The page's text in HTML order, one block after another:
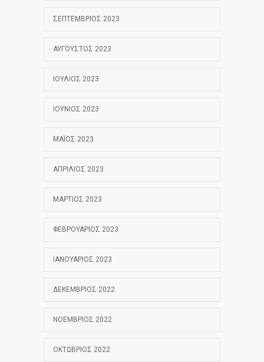
ΣΕΠΤΈΜΒΡΙΟΣ 2023
ΑΎΓΟΥΣΤΟΣ 2023
ΙΟΎΛΙΟΣ 2023
ΙΟΎΝΙΟΣ 2023
ΜΆΙΟΣ 2023
ΑΠΡΊΛΙΟΣ 2023
ΜΆΡΤΙΟΣ 2023
ΦΕΒΡΟΥΆΡΙΟΣ 2023
ΙΑΝΟΥΆΡΙΟΣ 2023
ΔΕΚΈΜΒΡΙΟΣ 2022
ΝΟΈΜΒΡΙΟΣ 2022
ΟΚΤΏΒΡΙΟΣ 2022